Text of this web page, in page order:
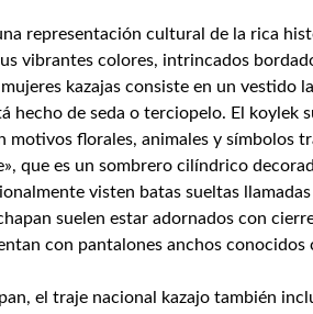
representación cultural de la rica
vibrantes colores, intrincados
kazajas consiste en un vestido
hecho de seda o terciopelo. El koylek
motivos florales, animales y símbolos
que es un sombrero cilíndrico
visten batas sueltas
suelen estar adornados con
con pantalones anchos conocidos
el traje nacional kazajo también